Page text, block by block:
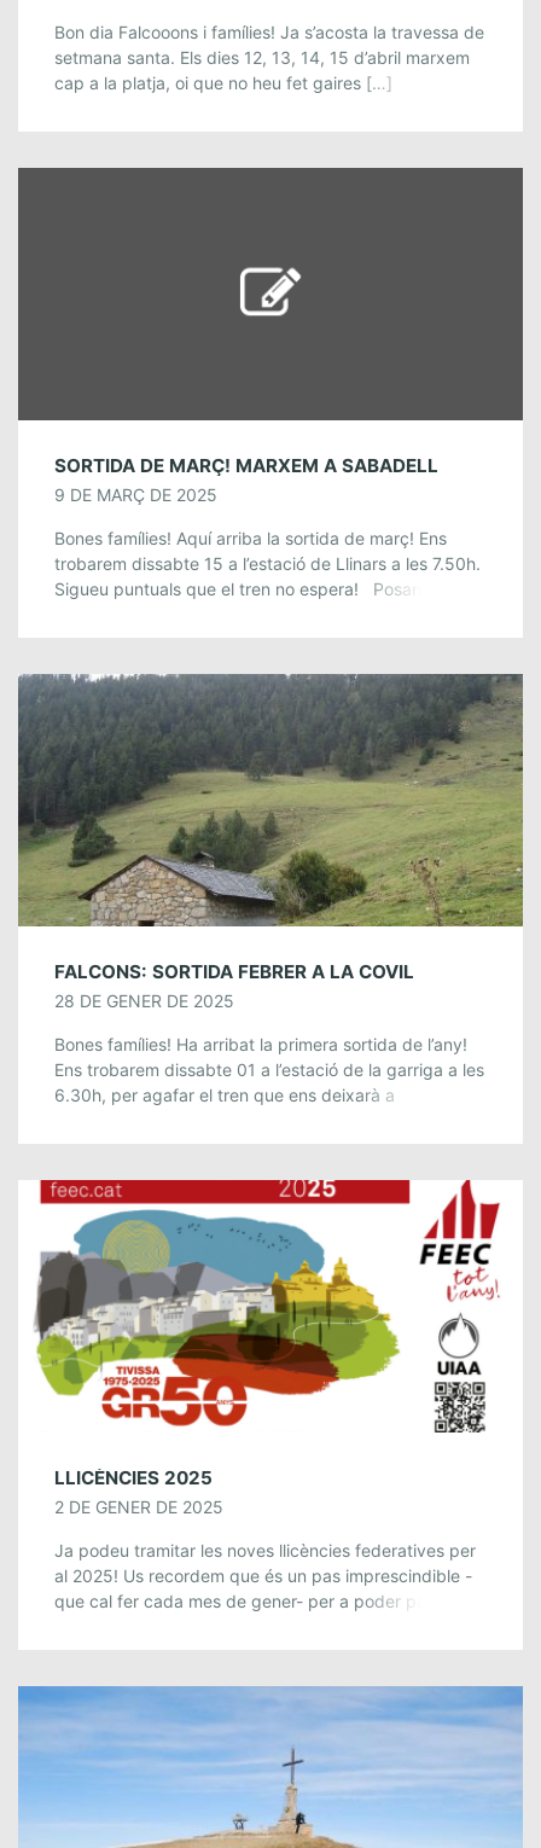
Bon dia Falcooons i famílies! Ja s’acosta la travessa de
setmana santa. Els dies 12, 13, 14, 15 d’abril marxem
cap a la platja, oi que no heu fet gaires […]
SORTIDA DE MARÇ! MARXEM A SABADELL
9 DE MARÇ DE 2025
Bones famílies! Aquí arriba la sortida de març! Ens
trobarem dissabte 15 a l’estació de Llinars a les 7.50h.
Sigueu puntuals que el tren no espera! Posarem
FALCONS: SORTIDA FEBRER A LA COVIL
28 DE GENER DE 2025
Bones famílies! Ha arribat la primera sortida de l’any!
Ens trobarem dissabte 01 a l’estació de la garriga a les
6.30h, per agafar el tren que ens deixarà a
LLICÈNCIES 2025
2 DE GENER DE 2025
Ja podeu tramitar les noves llicències federatives per
al 2025! Us recordem que és un pas imprescindible -
que cal fer cada mes de gener- per a poder participar